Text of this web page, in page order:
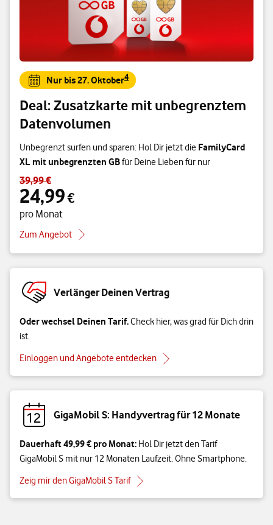
Nur bis 27. Oktober4
Deal: Zusatzkarte mit unbegrenztem
Datenvolumen
Unbegrenzt surfen und sparen: Hol Dir jetzt die FamilyCard
XL mit unbegrenzten GBfür Deine Lieben für nur
Standardpreis 39,99 € – Angebotspreis 24,99 € pro Monat
39,99 €
24,99€
pro Monat
Zum Angebot
Verlänger Deinen Vertrag
Oder wechsel Deinen Tarif.Check hier, was grad für Dich drin
ist.
Einloggen und Angebote entdecken
GigaMobil S: Handyvertrag für 12 Monate
Dauerhaft 49,99 € pro Monat: Hol Dir jetzt den Tarif
GigaMobil S mit nur 12 Monaten Laufzeit. Ohne Smartphone.
Zeig mir den GigaMobil S Tarif